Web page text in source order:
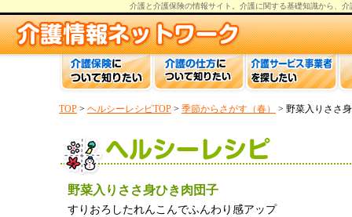
介護と介護保険の情報サイト。 介護に関する基礎知識から、 介
TOP > ヘルシーレシピTOP > 季節からさがす（春） > 野菜入りささ
野菜入りささ身ひき肉団子
すりおろしたれんこんでふんわり感アップ